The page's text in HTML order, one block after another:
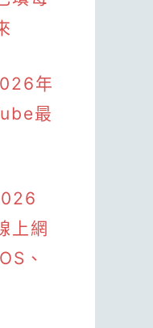
年
最
上網
、